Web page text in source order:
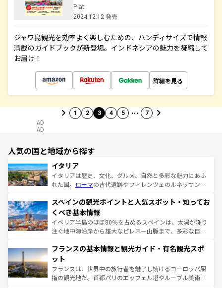
Plat
2024.12.12 発売
ジャワ島観光を効率よく楽しむための、ハンディサイズで情報
満載のガイドブックが新登場。インドネシアの魅力を凝縮して
お届け！
詳細を見る
1 2 3 4 5 … 7
AD
AD
人気の国と地域から探す
イタリア
イタリアは歴史、文化、グルメ、自然と多彩な魅力にあふ
れた国。 ローマの古代遺跡やフィレンツェのルネッサンス
ろん、トスカーナの美しい田園風景やアマルフィ海岸の絶
景など、自然景観も見逃せない。観光の合間には、本場の
ピザやパスタなど、絶品のイタリア料理を堪能することも
できる。朝目覚めてから夜眠るまで、すべての瞬間を楽し
なお、新着のイタリア情報はコンテンツ一覧を参照してほ
しい。
スペインの観光ポイントと人気スポット・知ってお
くべき基本情報
イベリア半島のほぼ80％を占めるスペインは、太陽が降り
注ぐ地中海沿岸から雄大なピレネー山脈まで、多彩な自然
文化が根付くこの国では、情熱的なフラメンコ、熱気あふ
れる闘牛、そして美味しいタパスが生活の一部となってい
る。首都マドリードの洗練された雰囲気や、バルセロナの
アートに溢れた街角から、地方では古代ローマ遺跡や中世
フランスの基本情報と観光ガイド・有名観光スポ
ット
フランスは、世界中の旅行者を魅了し続けるヨーロッパ屈
指の観光地だ。首都パリのエッフェル塔やルーブル美術館